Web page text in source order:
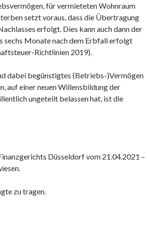
für vermieteten Wohnraum
setzt voraus, dass die Übertragung
erfolgt. Dies kann auch dann der
sechs Monate nach dem Erbfall erfolgt
Richtlinien 2019).
dabei begünstigtes (Betriebs-)Vermögen
auf einer neuen Willensbildung der
ungeteilt belassen hat, ist die
Düsseldorf vom 21.04.2021 –
zu tragen.